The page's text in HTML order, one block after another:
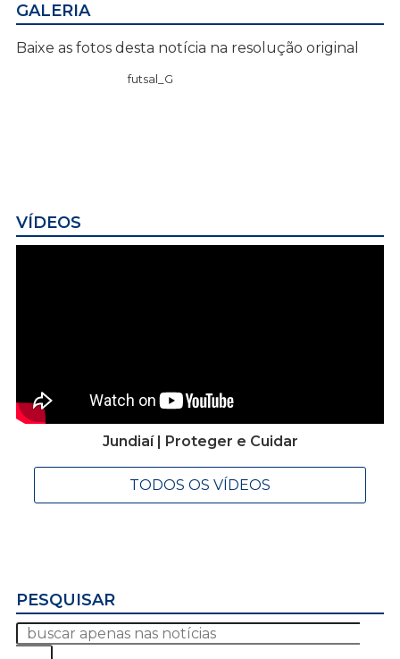
GALERIA
Baixe as fotos desta notícia na resolução original
futsal_G
VÍDEOS
Jundiaí | Proteger e Cuidar
TODOS OS VÍDEOS
PESQUISAR